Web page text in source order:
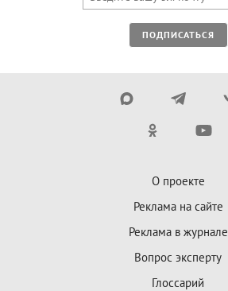
ПОДПИСАТЬСЯ
О проекте
Реклама на сайте
Реклама в журнале
Вопрос эксперту
Глоссарий